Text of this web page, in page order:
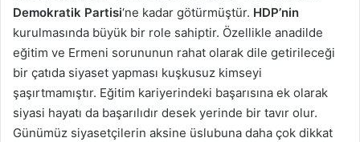
Demokratik Partisi‘ne kadar götürmüştür. HDP’nin
kurulmasında büyük bir role sahiptir. Özellikle anadilde
eğitim ve Ermeni sorununun rahat olarak dile getirileceği
bir çatıda siyaset yapması kuşkusuz kimseyi
şaşırtmamıştır. Eğitim kariyerindeki başarısına ek olarak
siyasi hayatı da başarılıdır desek yerinde bir tavır olur.
Günümüz siyasetçilerin aksine üslubuna daha çok dikkat